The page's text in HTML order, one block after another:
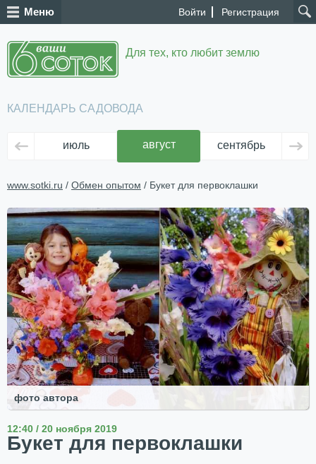
Войти Регистрация
Меню
Для тех, кто любит землю
КАЛЕНДАРЬ САДОВОДА
июль август сентябрь
www.sotki.ru / Обмен опытом / Букет для первоклашки
фото автора
12:40 / 20 ноября 2019
Букет для первоклашки